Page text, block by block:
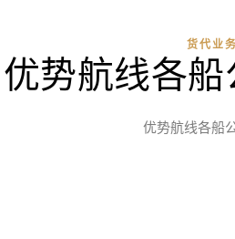
货代业
优势航线各
优势航线各船